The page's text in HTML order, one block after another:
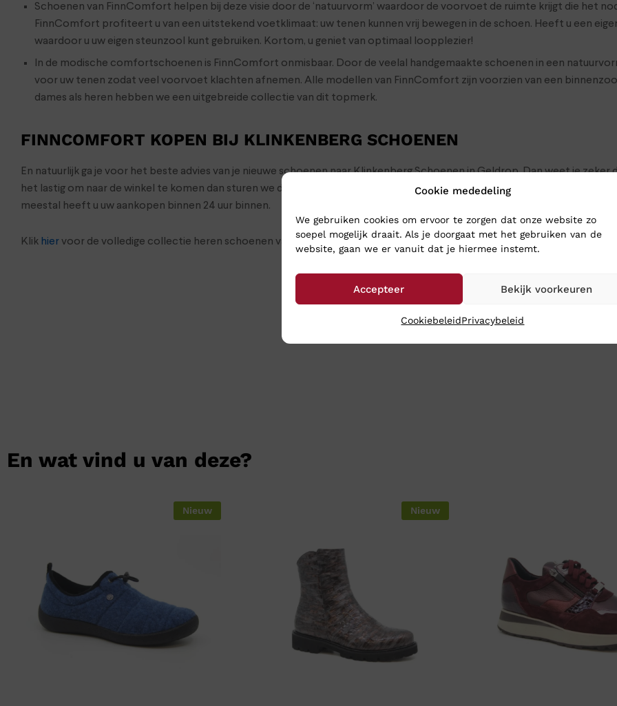
Cookie mededeling
We gebruiken cookies om ervoor te zorgen dat onze website zo
soepel mogelijk draait. Als je doorgaat met het gebruiken van de
website, gaan we er vanuit dat je hiermee instemt.
Accepteer Bekijk voorkeuren
CookiebeleidPrivacybeleid
Schoenen van FinnComfort helpen bij deze visie door de ‘natuurvorm’ waardoor de voorvoet de ruimte krijgt die het
FinnComfort profiteert u van een uitstekend voetklimaat: uw tenen kunnen vrij bewegen in de schoen. Heeft u een
waardoor u uw eigen steunzool kunt gebruiken. Kortom, u geniet van optimaal loopplezier!
In de modische comfortschoenen is FinnComfort onmisbaar. Door de veelal handgemaakte schoenen in een
voor uw tenen zodat veel voorvoet klachten afnemen. Alle modellen van FinnComfort zijn voorzien van een
dames als heren hebben we een uitgebreide collectie van dit topmerk.
FINNCOMFORT KOPEN BIJ KLINKENBERG SCHOENEN
En natuurlijk ga je voor het beste advies van je nieuwe schoenen naar Klinkenberg Schoenen in Geldrop. Dan weet je
het lastig om naar de winkel te komen dan sturen we de schoenen toch gewoon naar je op: bestel ze online in onze
meestal heeft u uw aankopen binnen 24 uur binnen.
Klik hiervoor de volledige collectie heren schoenen van FinnComfort
En wat vind u van deze?
Nieuw Nieuw